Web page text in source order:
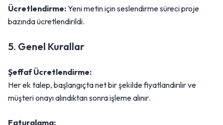
Ücretlendirme:Yeni metin için seslendirme süreci proje
bazında ücretlendirildi.
5. Genel Kurallar
Şeffaf Ücretlendirme:
Her ek talep, başlangıçta net bir şekilde fiyatlandırılır ve
müşteri onayı alındıktan sonra işleme alınır.
Faturalama: